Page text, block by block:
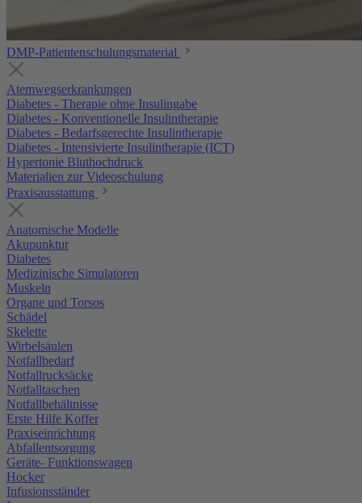
DMP-Patientenschulungsmaterial
Atemwegserkrankungen
Diabetes - Therapie ohne Insulingabe
Diabetes - Konventionelle Insulintherapie
Diabetes - Bedarfsgerechte Insulintherapie
Diabetes - Intensivierte Insulintherapie (ICT)
Hypertonie Bluthochdruck
Materialien zur Videoschulung
Praxisausstattung
Anatomische Modelle
Akupunktur
Diabetes
Medizinische Simulatoren
Muskeln
Organe und Torsos
Schädel
Skelette
Wirbelsäulen
Notfallbedarf
Notfallrucksäcke
Notfalltaschen
Notfallbehältnisse
Erste Hilfe Koffer
Praxiseinrichtung
Abfallentsorgung
Geräte- Funktionswagen
Hocker
Infusionsständer